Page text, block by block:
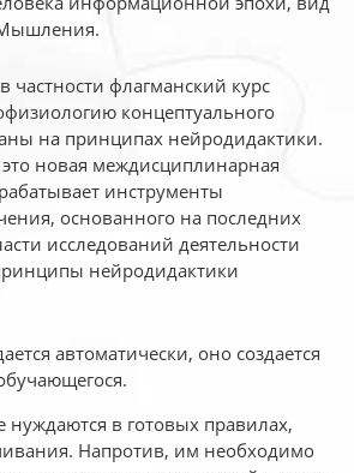
частности флагманский курс
концептуального
на принципах нейродидактики.
новая междисциплинарная
инструменты
основанного на последних
исследований деятельности
нейродидактики
автоматически, оно создается
в готовых правилах,
Напротив, им необходимо